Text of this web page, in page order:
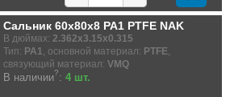
Сальник 60x80x8 PA1 PTFE NAK
В дюймах: 2.362x3.15x0.315
Тип: PA1, основной материал: PTFE,
связующий материал: VMQ
В наличии?: 4 шт.